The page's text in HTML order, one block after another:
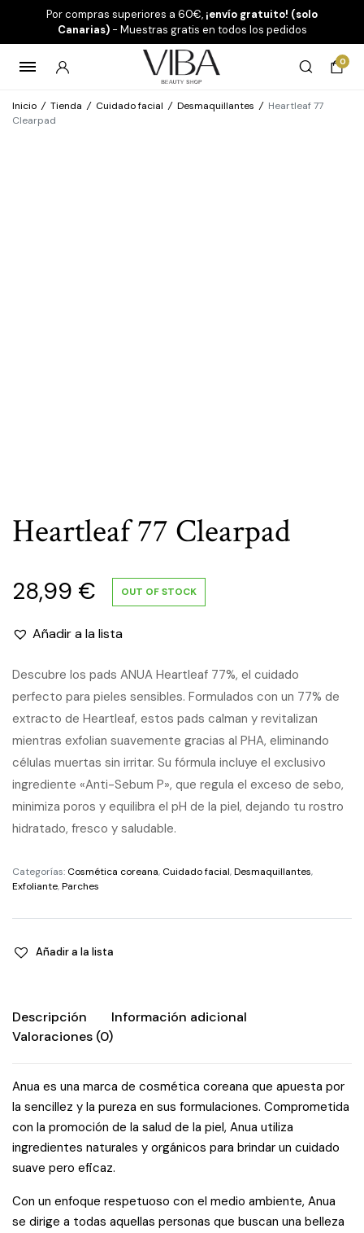
Por compras superiores a 60€, ¡envío gratuito! (solo
Canarias)- Muestras gratis en todos los pedidos
0
Inicio / Tienda / Cuidado facial / Desmaquillantes / Heartleaf 77
Clearpad
Heartleaf 77 Clearpad
28,99 € OUT OF STOCK
Añadir a la lista
Descubre los pads ANUA Heartleaf 77%, el cuidado
perfecto para pieles sensibles. Formulados con un 77% de
extracto de Heartleaf, estos pads calman y revitalizan
mientras exfolian suavemente gracias al PHA, eliminando
células muertas sin irritar. Su fórmula incluye el exclusivo
ingrediente «Anti-Sebum P», que regula el exceso de sebo,
minimiza poros y equilibra el pH de la piel, dejando tu rostro
hidratado, fresco y saludable.
Categorías: Cosmética coreana, Cuidado facial,Desmaquillantes,
Exfoliante,Parches
Añadir a la lista
Descripción
Información adicional
Valoraciones (0)
Anua es una marca de cosmética coreana que apuesta por
la sencillez y la pureza en sus formulaciones. Comprometida
con la promoción de la salud de la piel, Anua utiliza
ingredientes naturales y orgánicos para brindar un cuidado
suave pero eficaz.
Con un enfoque respetuoso con el medio ambiente, Anua
se dirige a todas aquellas personas que buscan una belleza